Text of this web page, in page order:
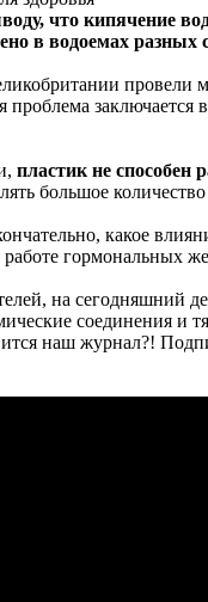
что кипячение
в водоемах разных
провели
проблема
пластик не способен
большое
какое
гормональных
на сегодняшний
соединения и
наш журнал?!